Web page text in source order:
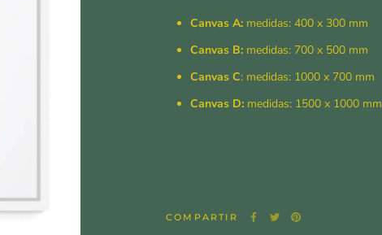
Canvas A: medidas: 400 x 300 mm
Canvas B: medidas: 700 x 500 mm
Canvas C: medidas: 1000 x 700 mm
Canvas D: medidas: 1500 x 1000 mm
COMPARTIR